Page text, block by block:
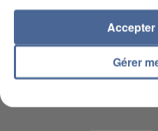
UNE TOURISTE DE
COULÉE DE BOUE EN
Gérer
Accepter